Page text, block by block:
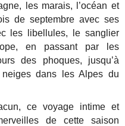
les marais, l’océan et
de septembre avec ses
les libellules, le sanglier
en passant par les
des phoques, jusqu’à
dans les Alpes du
ce voyage intime et
de cette saison